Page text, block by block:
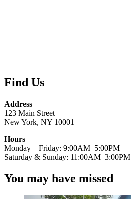
Find Us
Address
123 Main Street
New York, NY 10001
Hours
Monday—Friday: 9:00AM–5:00PM
Saturday & Sunday: 11:00AM–3:00PM
You may have missed